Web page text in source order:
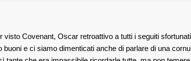
visto Covenant, Oscar retroattivo a tutti i seguiti
buoni e ci siamo dimenticati anche di parlare di una